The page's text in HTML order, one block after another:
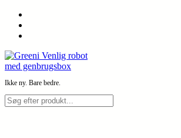
Spring
indhold
Ikke ny. Bare bedre.